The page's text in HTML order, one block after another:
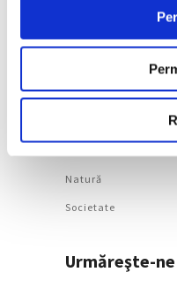
6
Natură
Societate
Urmăreşte-